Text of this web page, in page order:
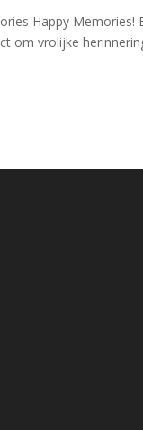
Happy
om vrolijke